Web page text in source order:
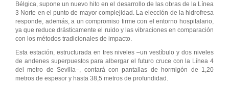
Bélgica, supone un nuevo hito en el desarrollo de las obras de la Línea
3 Norte en el punto de mayor complejidad. La elección de la hidrofresa
responde, además, a un compromiso firme con el entorno hospitalario,
ya que reduce drásticamente el ruido y las vibraciones en comparación
con los métodos tradicionales de impacto.
Esta estación, estructurada en tres niveles –un vestíbulo y dos niveles
de andenes superpuestos para albergar el futuro cruce con la Línea 4
del metro de Sevilla–, contará con pantallas de hormigón de 1,20
metros de espesor y hasta 38,5 metros de profundidad.